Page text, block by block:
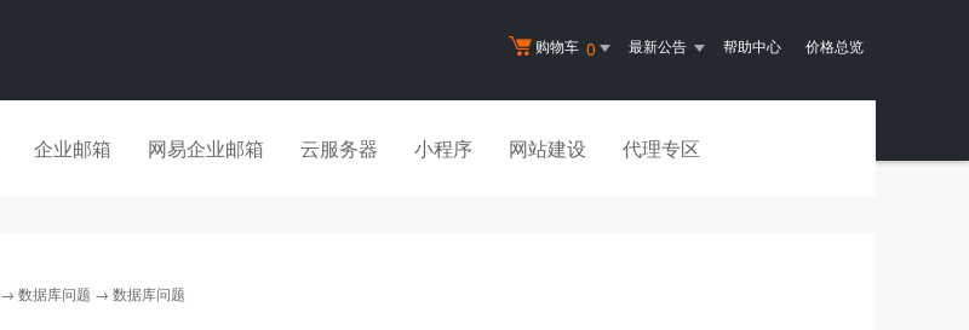
购物车 0 最新公告 帮助中心 价格总览
企业邮箱 网易企业邮箱 云服务器 小程序 网站建设 代理专区
→ 数据库问题 → 数据库问题